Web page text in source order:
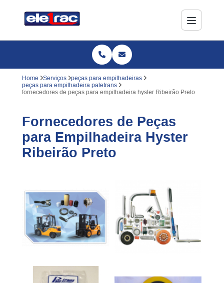
Home Serviços
peças para empilhadeiras
peças para empilhadeira paletrans
fornecedores de peças para empilhadeira hyster Ribeirão Preto
Fornecedores de Peças
para Empilhadeira Hyster
Ribeirão Preto